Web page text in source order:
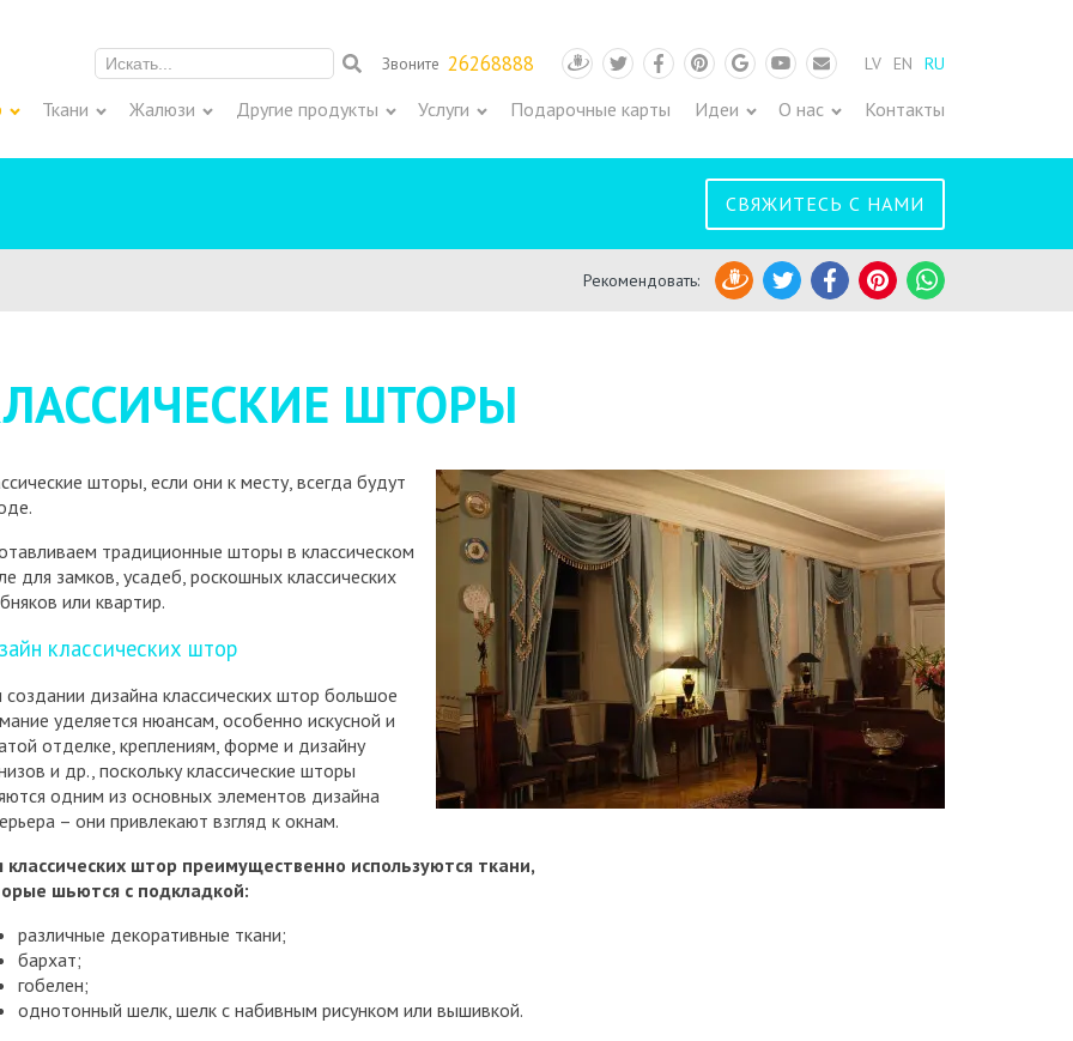
Meklēt: Звоните 26268888 Draugiem
TwitterFacebookPinterest
GoogleYoutubePastsLV EN RU
Ткани Жалюзи Другие продукты Услуги Подарочные карты Идеи О нас Контакты
СВЯЖИТЕСЬ С НАМИ
Рекомендовать: DraugiemTwitterFacebookPinterestWhatsApp
ШТОРЫ
шторы, если они к месту, всегда будут
традиционные шторы в классическом
для замков, усадеб, роскошных классических
или квартир.
классических штор
создании дизайна классических штор большое
уделяется нюансам, особенно искусной и
отделке, креплениям, форме и дизайну
и др., поскольку классические шторы
одним из основных элементов дизайна
– они привлекают взгляд к окнам.
классических штор преимущественно используются ткани,
шьются с подкладкой:
различные декоративные ткани;
бархат;
гобелен;
однотонный шелк, шелк с набивным рисунком или вышивкой.